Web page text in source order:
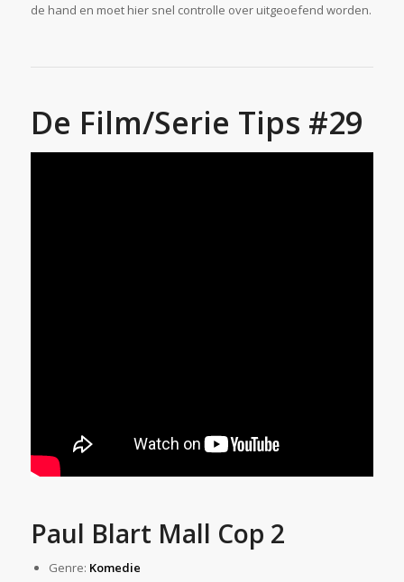
de hand en moet hier snel controlle over uitgeoefend worden.
De Film/Serie Tips #29
Paul Blart Mall Cop 2
Genre: Komedie